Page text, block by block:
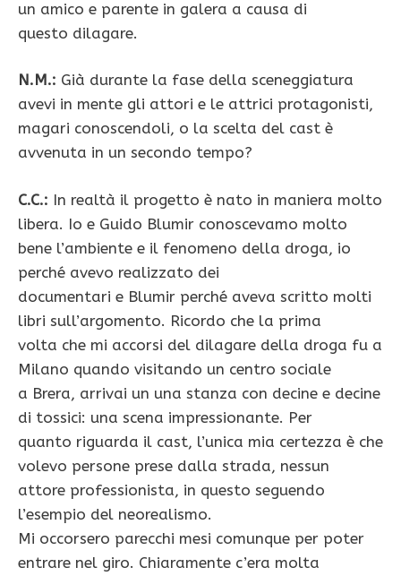
un amico e parente in galera a causa di
questo dilagare.
N.M.: Già durante la fase della sceneggiatura
avevi in mente gli attori e le attrici protagonisti,
magari conoscendoli, o la scelta del cast è
avvenuta in un secondo tempo?
C.C.: In realtà il progetto è nato in maniera molto
libera. Io e Guido Blumir conoscevamo molto
bene l’ambiente e il fenomeno della droga, io
perché avevo realizzato dei
documentari e Blumir perché aveva scritto molti
libri sull’argomento. Ricordo che la prima
volta che mi accorsi del dilagare della droga fu a
Milano quando visitando un centro sociale
a Brera, arrivai un una stanza con decine e decine
di tossici: una scena impressionante. Per
quanto riguarda il cast, l’unica mia certezza è che
volevo persone prese dalla strada, nessun
attore professionista, in questo seguendo
l’esempio del neorealismo.
Mi occorsero parecchi mesi comunque per poter
entrare nel giro. Chiaramente c’era molta